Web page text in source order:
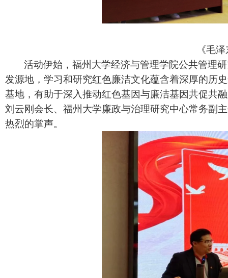
《毛
活动伊始，福州大学经济与管理学院公共管理
发源地，学习和研究红色廉洁文化蕴含着深厚的历
基地，有助于深入推动红色基因与廉洁基因共促共
刘云刚会长、福州大学廉政与治理研究中心常务副
热烈的掌声。